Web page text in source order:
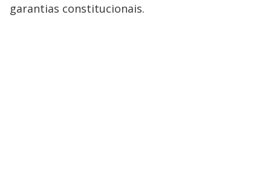
garantias constitucionais.